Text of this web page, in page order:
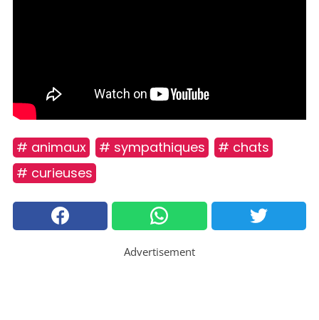
# animaux # sympathiques
# chats
# curieuses
Advertisement